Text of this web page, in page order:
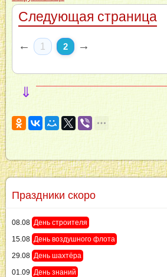
Следующая страница
← 1 2 →
⇓
Праздники скоро
08.08 День строителя
15.08 День воздушного флота
29.08 День шахтёра
01.09 День знаний